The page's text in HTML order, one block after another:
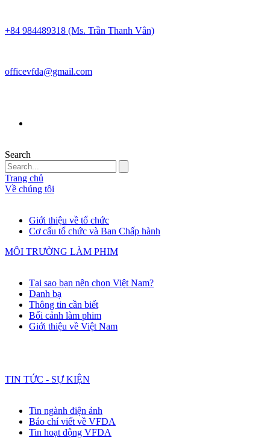
+84 984489318 (Ms. Trần Thanh Vân)
officevfda@gmail.com
Search
Trang chủ
Về chúng tôi
Giới thiệu về tổ chức
Cơ cấu tổ chức và Ban Chấp hành
MÔI TRƯỜNG LÀM PHIM
Tại sao bạn nên chọn Việt Nam?
Danh bạ
Thông tin cần biết
Bối cảnh làm phim
Giới thiệu về Việt Nam
TIN TỨC - SỰ KIỆN
Tin ngành điện ảnh
Báo chí viết về VFDA
Tin hoạt động VFDA